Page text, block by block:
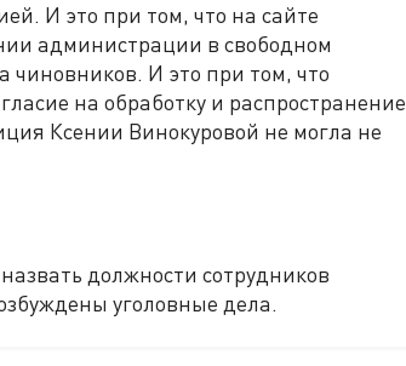
И это при том, что на сайте
администрации в свободном
И это при том, что
на обработку и распространение
Ксении Винокуровой не могла не
должности сотрудников
уголовные дела.